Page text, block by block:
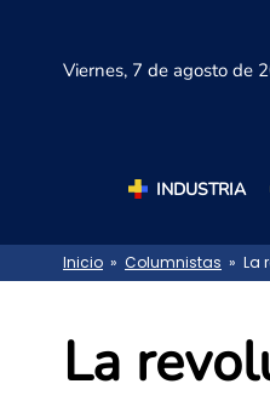
Viernes, 7 de agosto de
INDUSTRIA
Inicio » Columnistas » La
La